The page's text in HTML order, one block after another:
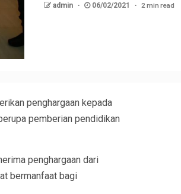
admin 06/02/2021 2 min read
penghargaan kepada
pemberian pendidikan
penghargaan dari
bermanfaat bagi